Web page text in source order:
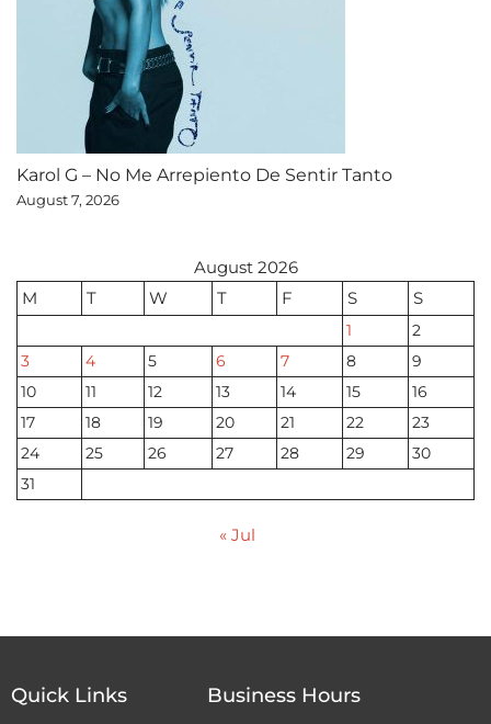
Karol G – No Me Arrepiento De Sentir Tanto
August 7, 2026
August 2026
M
T W T F S S
1
2
3
4 5 6 7 8
9
10
11 12 13 14 15
16
17
18 19 20 21 22
23
24
25 26 27 28 29
30
31
« Jul
Quick Links Business Hours